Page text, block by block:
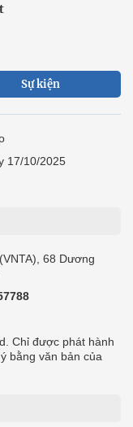
Sự kiện
17/10/2025
68 Dương
Chỉ được phát hành
bằng văn bản của